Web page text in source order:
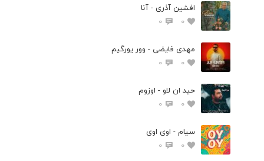
افشین آذری - آنا
0
0
مهدی فایضی - وور یورگیم
0
0
حید ان لاو - اوزوم
0
0
سیام - اوی اوی
0
0